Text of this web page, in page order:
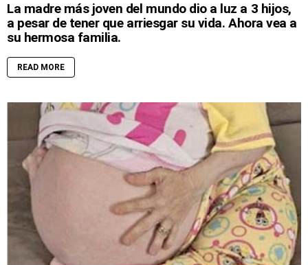
La madre más joven del mundo dio a luz a 3 hijos,
a pesar de tener que arriesgar su vida. Ahora vea a
su hermosa familia.
READ MORE